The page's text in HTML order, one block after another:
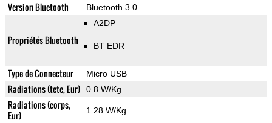
Version Bluetooth Bluetooth 3.0
Propriétés Bluetooth
A2DP
BT EDR
Type de Connecteur Micro USB
Radiations (tete, Eur) 0.8 W/Kg
Radiations (corps,
Eur)
1.28 W/Kg